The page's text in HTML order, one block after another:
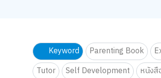
Keyword Parenting Book
Tutor
Self Development หนังสื